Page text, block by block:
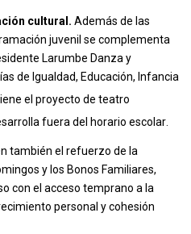
cultural. Además de las
juvenil se complementa
Larumbe Danza y
de Igualdad, Educación, Infancia
el proyecto de teatro
fuera del horario escolar
también el refuerzo de la
y los Bonos Familiares,
con el acceso temprano a la
personal y cohesión